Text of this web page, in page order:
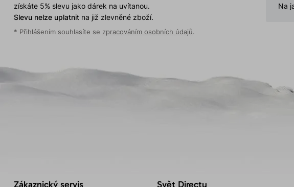
získáte 5% slevu jako dárek na uvítanou.
Slevu nelze uplatnitna již zlevněné zboží.
* Přihlášením souhlasíte se zpracováním osobních údajů.
Zákaznický servis Svět Directu